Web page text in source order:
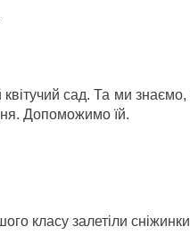
сад. Та ми
Допоможимо їй.
класу залетіли